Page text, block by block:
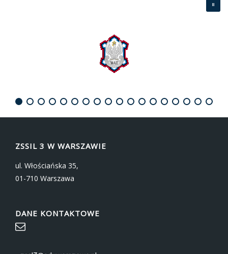
ZSSIL 3 W WARSZAWIE
ul. Włościańska 35,
01-710 Warszawa
DANE KONTAKTOWE